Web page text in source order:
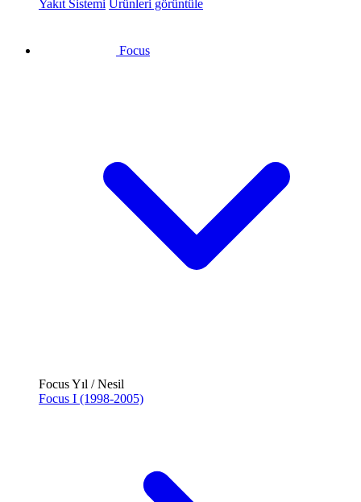
Yakıt Sistemi Ürünleri görüntüle
Focus
Focus Yıl / Nesil
Focus I (1998-2005)